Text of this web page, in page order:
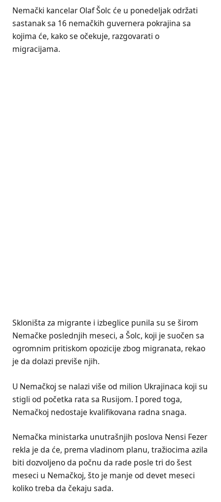
Nemački kancelar Olaf Šolc će u ponedeljak održati
sastanak sa 16 nemačkih guvernera pokrajina sa
kojima će, kako se očekuje, razgovarati o
migracijama.
Skloništa za migrante i izbeglice punila su se širom
Nemačke poslednjih meseci, a Šolc, koji je suočen sa
ogromnim pritiskom opozicije zbog migranata, rekao
je da dolazi previše njih.
U Nemačkoj se nalazi više od milion Ukrajinaca koji su
stigli od početka rata sa Rusijom. I pored toga,
Nemačkoj nedostaje kvalifikovana radna snaga.
Nemačka ministarka unutrašnjih poslova Nensi Fezer
rekla je da će, prema vladinom planu, tražiocima azila
biti dozvoljeno da počnu da rade posle tri do šest
meseci u Nemačkoj, što je manje od devet meseci
koliko treba da čekaju sada.